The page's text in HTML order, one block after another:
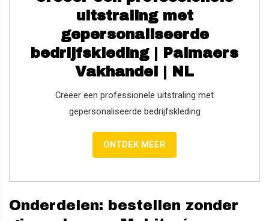
uitstraling met
gepersonaliseerde
bedrijfskleding | Palmaers
Vakhandel | NL
Creëer een professionele uitstraling met
gepersonaliseerde bedrijfskleding
ONTDEK MEER
Onderdelen: bestellen zonder